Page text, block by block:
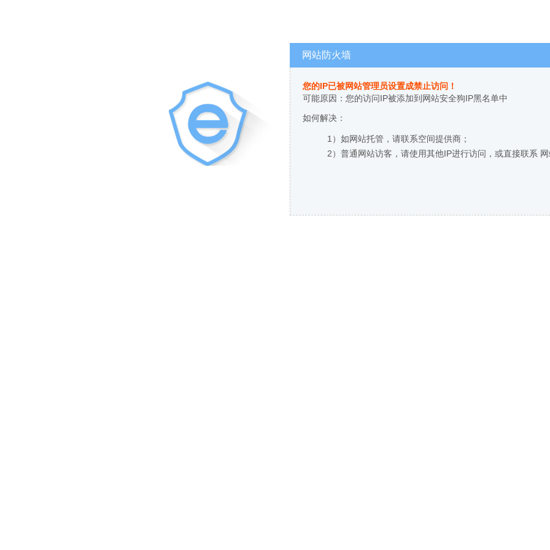
网站防火墙
您的IP已被网站管理员设置成禁止访问！
可能原因：您的访问IP被添加到网站安全狗IP黑名单中
如何解决：
1）如网站托管，请联系空间提供商；
2）普通网站访客，请使用其他IP进行访问，或直接联系 网